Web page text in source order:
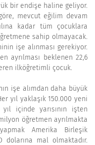
bir endişe haline geliyor.
mevcut eğilim devam
kadar tüm çocuklara
sahip olmayacak.
işe alınması gerekiyor.
ayrılması beklenen 22,6
ilköğretimli çocuk.
işe alımdan daha büyük
yıl yaklaşık 150.000 yeni
içinde yarısının işten
öğretmen ayrılmakta
Amerika Birleşik
dolarına mal olmaktadır.